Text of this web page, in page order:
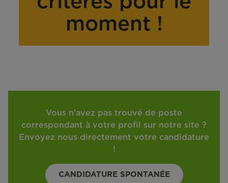
moment !
Vous n'avez pas trouvé de poste
correspondant à votre profil sur notre site ?
Envoyez nous directement votre candidature
!
CANDIDATURE SPONTANÉE